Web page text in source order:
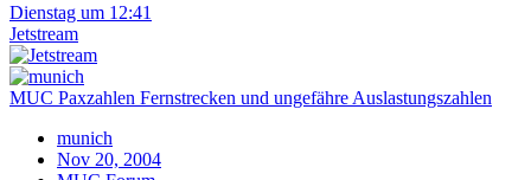
Dienstag um 12:41
Jetstream
MUC Paxzahlen Fernstrecken und ungefähre Auslastungszahlen
munich
Nov 20, 2004